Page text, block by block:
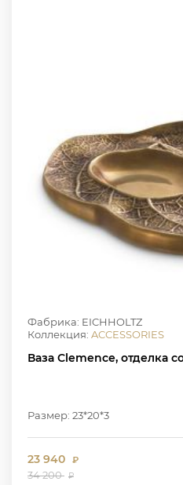
Фабрика: EICHHOLTZ
Коллекция: ACCESSORIES
Ваза Clemence, отделка
Размер: 23*20*3
23 940 ₽
34 200 ₽